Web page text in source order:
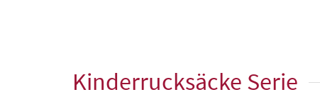
Kinderrucksäcke Serie